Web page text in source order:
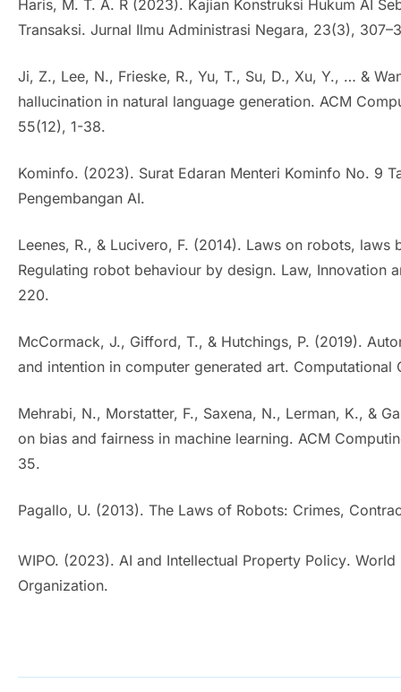
Haris, M. T. A. R (2023). Kajian Konstruksi Hukum AI
Transaksi. Jurnal Ilmu Administrasi Negara, 23(3),
Ji, Z., Lee, N., Frieske, R., Yu, T., Su, D., Xu, Y., … &
hallucination in natural language generation. ACM
55(12), 1-38.
Kominfo. (2023). Surat Edaran Menteri Kominfo No. 9
Pengembangan AI.
Leenes, R., & Lucivero, F. (2014). Laws on robots,
Regulating robot behaviour by design. Law, Innovation
220.
McCormack, J., Gifford, T., & Hutchings, P. (2019).
and intention in computer generated art. Computational
Mehrabi, N., Morstatter, F., Saxena, N., Lerman, K., &
on bias and fairness in machine learning. ACM
35.
Pagallo, U. (2013). The Laws of Robots: Crimes,
WIPO. (2023). AI and Intellectual Property Policy. World
Organization.